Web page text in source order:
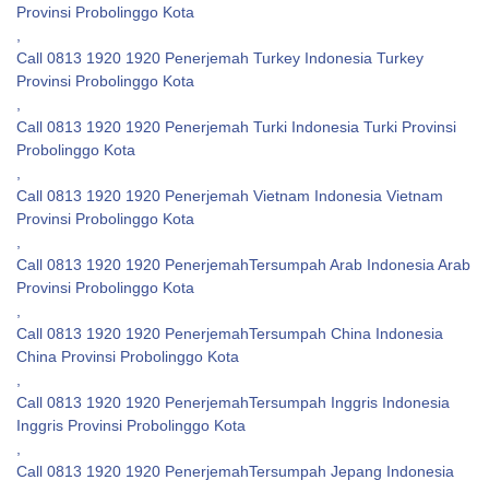
Provinsi Probolinggo Kota
,
Call 0813 1920 1920 Penerjemah Turkey Indonesia Turkey
Provinsi Probolinggo Kota
,
Call 0813 1920 1920 Penerjemah Turki Indonesia Turki Provinsi
Probolinggo Kota
,
Call 0813 1920 1920 Penerjemah Vietnam Indonesia Vietnam
Provinsi Probolinggo Kota
,
Call 0813 1920 1920 PenerjemahTersumpah Arab Indonesia Arab
Provinsi Probolinggo Kota
,
Call 0813 1920 1920 PenerjemahTersumpah China Indonesia
China Provinsi Probolinggo Kota
,
Call 0813 1920 1920 PenerjemahTersumpah Inggris Indonesia
Inggris Provinsi Probolinggo Kota
,
Call 0813 1920 1920 PenerjemahTersumpah Jepang Indonesia